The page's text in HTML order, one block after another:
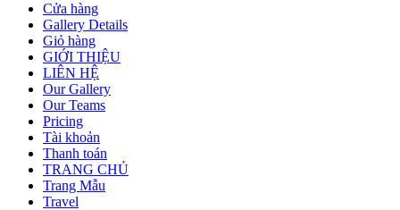
Cửa hàng
Gallery Details
Giỏ hàng
GIỚI THIỆU
LIÊN HỆ
Our Gallery
Our Teams
Pricing
Tài khoản
Thanh toán
TRANG CHỦ
Trang Mẫu
Travel